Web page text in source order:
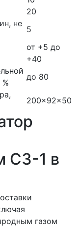
20
не
5
от +5 до
+40
до 80
200×92×50
СЗ-1 в
газом